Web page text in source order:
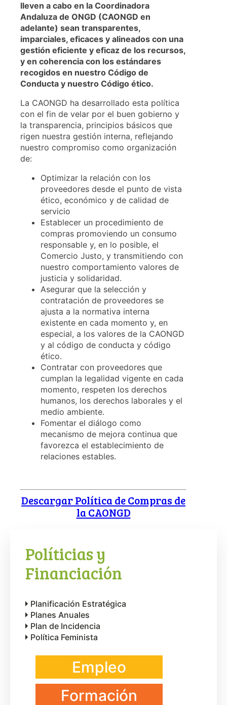
lleven a cabo en la Coordinadora
Andaluza de ONGD (CAONGD en
adelante) sean transparentes,
imparciales, eficaces y alineados con una
gestión eficiente y eficaz de los recursos,
y en coherencia con los estándares
recogidos en nuestro Código de
Conducta y nuestro Código ético.
La CAONGD ha desarrollado esta política
con el fin de velar por el buen gobierno y
la transparencia, principios básicos que
rigen nuestra gestión interna, reflejando
nuestro compromiso como organización
de:
Optimizar la relación con los
proveedores desde el punto de vista
ético, económico y de calidad de
servicio
Establecer un procedimiento de
compras promoviendo un consumo
responsable y, en lo posible, el
Comercio Justo, y transmitiendo con
nuestro comportamiento valores de
justicia y solidaridad.
Asegurar que la selección y
contratación de proveedores se
ajusta a la normativa interna
existente en cada momento y, en
especial, a los valores de la CAONGD
y al código de conducta y código
ético.
Contratar con proveedores que
cumplan la legalidad vigente en cada
momento, respeten los derechos
humanos, los derechos laborales y el
medio ambiente.
Fomentar el diálogo como
mecanismo de mejora continua que
favorezca el establecimiento de
relaciones estables.
Descargar Política de Compras de
la CAONGD
Políticias y
Financiación
Planificación Estratégica
Planes Anuales
Plan de Incidencia
Política Feminista
Empleo
Formación